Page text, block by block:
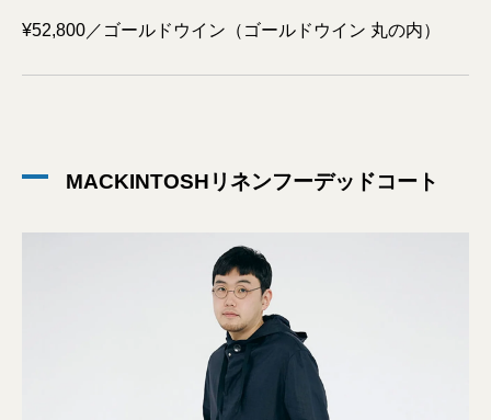
¥52,800／ゴールドウイン（ゴールドウイン 丸の内）
MACKINTOSHリネンフーデッドコート